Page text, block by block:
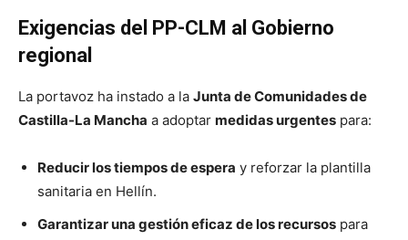
Exigencias del PP-CLM al Gobierno
regional
La portavoz ha instado a la Junta de Comunidades de
Castilla-La Mancha a adoptar medidas urgentes para:
Reducir los tiempos de espera y reforzar la plantilla
sanitaria en Hellín.
Garantizar una gestión eficaz de los recursos para